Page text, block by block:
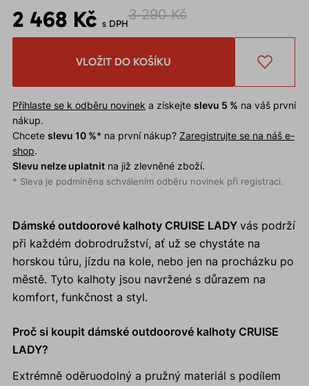
2 468 Kč s DPH
3 290 Kč
VLOŽIT DO KOŠÍKU
Přihlaste se k odběru novinek a získejte slevu 5 % na váš první
nákup.
Chcete slevu 10 %* na první nákup? Zaregistrujte se na náš e-
shop.
Slevu nelze uplatnitna již zlevněné zboží.
* Sleva je podmíněna schválením odběru novinek při registraci.
Dámské outdoorové kalhoty CRUISE LADY vás podrží
při každém dobrodružství, ať už se chystáte na
horskou túru, jízdu na kole, nebo jen na procházku po
městě. Tyto kalhoty jsou navržené s důrazem na
komfort, funkčnost a styl.
Proč si koupit dámské outdoorové kalhoty CRUISE
LADY?
Extrémně oděruodolný a pružný materiál s podílem